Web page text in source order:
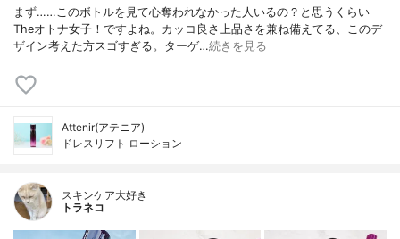
まず……このボトルを見て心奪われなかった人いるの？と思うくらい
Theオトナ女子！ですよね。カッコ良さ上品さを兼ね備えてる、このデ
ザイン考えた方スゴすぎる。ターゲ…続きを見る
Attenir(アテニア)
ドレスリフト ローション
スキンケア大好き
トラネコ